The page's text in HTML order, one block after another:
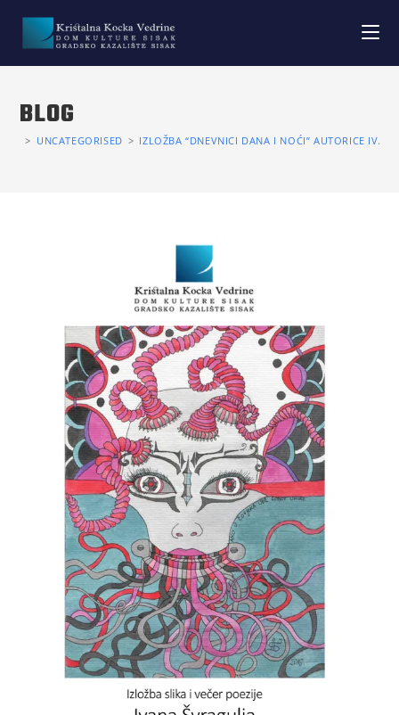
BLOG
> UNCATEGORISED > IZLOŽBA “DNEVNICI DANA I NOĆI” AUTORICE IVANE